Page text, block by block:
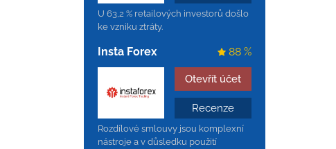
U 63,2 % retailových investorů došlo
ke vzniku ztráty.
Insta Forex
Otevřít účet
Recenze
88 %
Rozdílové smlouvy jsou komplexní
nástroje a v důsledku použití